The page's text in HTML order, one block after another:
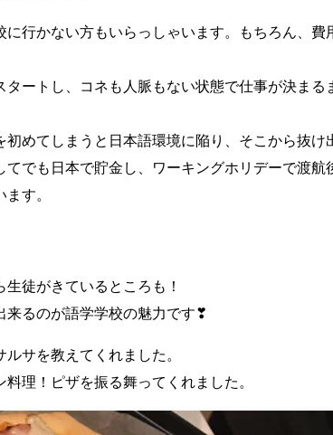
に行かない方もいらっしゃいます。もちろん、
ートし、コネも人脈もない状態で仕事が決ま
めてしまうと日本語環境に陥り、そこから抜け
でも日本で貯金し、ワーキングホリデーで渡航
す。
徒がきているところも！
来るのが語学学校の魅力です❣
サを教えてくれました。
理！ピザを振る舞ってくれました。